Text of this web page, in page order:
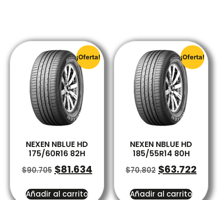
¡Oferta!
NEXEN NBLUE HD
175/60R16 82H
$90.705 $81.634
Añadir al carrito
¡Oferta!
NEXEN NBLUE HD
185/55R14 80H
$70.802 $63.722
Añadir al carrito